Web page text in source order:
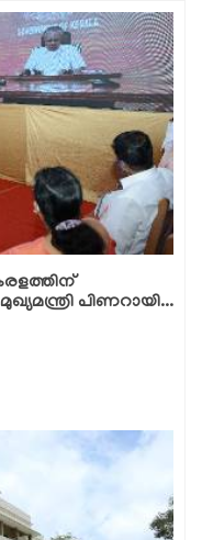
പിണറായി...